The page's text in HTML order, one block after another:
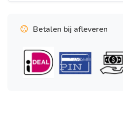
Betalen bij afleveren